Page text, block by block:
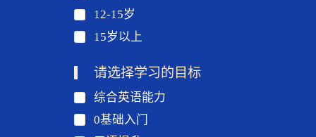
12-15岁
15岁以上
请选择学习的目标
综合英语能力
0基础入门